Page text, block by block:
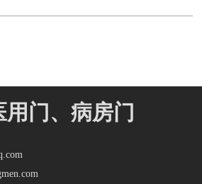
用门、病房门